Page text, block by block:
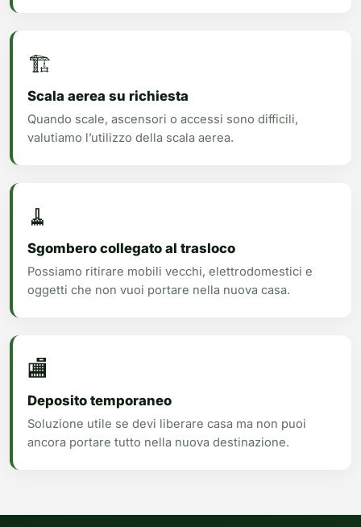
🏗️
Scala aerea su richiesta
Quando scale, ascensori o accessi sono difficili,
valutiamo l’utilizzo della scala aerea.
🧹
Sgombero collegato al trasloco
Possiamo ritirare mobili vecchi, elettrodomestici e
oggetti che non vuoi portare nella nuova casa.
🏬
Deposito temporaneo
Soluzione utile se devi liberare casa ma non puoi
ancora portare tutto nella nuova destinazione.